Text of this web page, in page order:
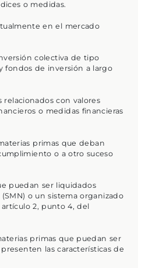
o medidas.
en el mercado
colectiva de tipo
fondos de inversión a largo
con valores
o medidas financieras
primas que deban
o a otro suceso
puedan ser liquidados
o un sistema organizado
2, punto 4, del
primas que puedan ser
las características de